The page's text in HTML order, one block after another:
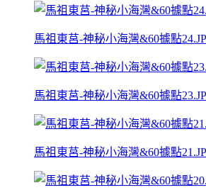
馬祖東莒-神秘小海灣&60據點
馬祖東莒-神秘小海灣&60據點
馬祖東莒-神秘小海灣&60據點